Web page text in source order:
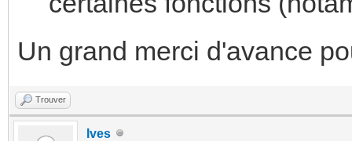
Un grand merci d'avance
Trouver
Ives